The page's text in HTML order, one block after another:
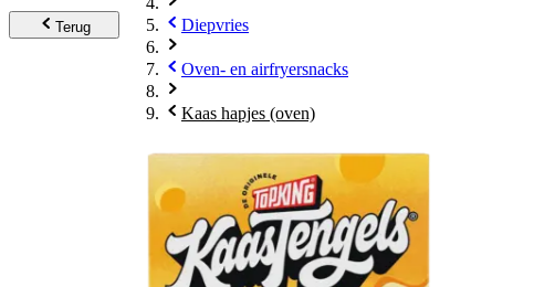
Terug Diepvries
Oven- en airfryersnacks
Kaas hapjes (oven)